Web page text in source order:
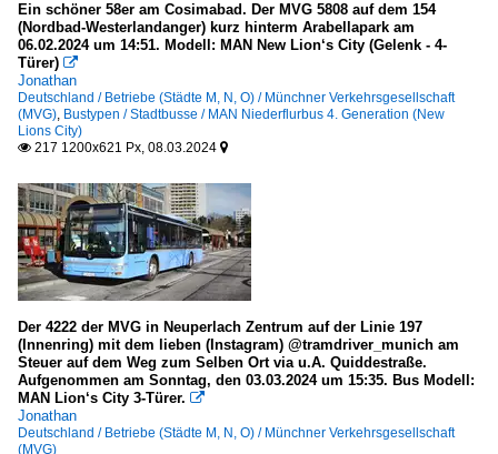
Ein schöner 58er am Cosimabad. Der MVG 5808 auf dem 154
(Nordbad-Westerlandanger) kurz hinterm Arabellapark am
06.02.2024 um 14:51. Modell: MAN New Lion‘s City (Gelenk - 4-
Türer) 
Jonathan
Deutschland / Betriebe (Städte M, N, O) / Münchner Verkehrsgesellschaft
(MVG), Bustypen / Stadtbusse / MAN Niederflurbus 4. Generation (New
Lions City)
 217 1200x621 Px, 08.03.2024 
Der 4222 der MVG in Neuperlach Zentrum auf der Linie 197
(Innenring) mit dem lieben (Instagram) @tramdriver_munich am
Steuer auf dem Weg zum Selben Ort via u.A. Quiddestraße.
Aufgenommen am Sonntag, den 03.03.2024 um 15:35. Bus Modell:
MAN Lion‘s City 3-Türer. 
Jonathan
Deutschland / Betriebe (Städte M, N, O) / Münchner Verkehrsgesellschaft
(MVG)